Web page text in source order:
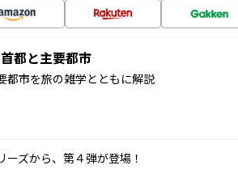
都と主要都市
都市を旅の雑学とともに解説
ーズから、第４弾が登場！